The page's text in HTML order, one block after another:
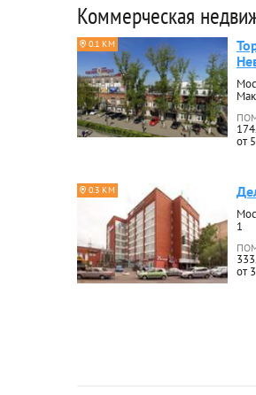
Коммерческая
0.1 КМ
от
0.3 КМ
1
от